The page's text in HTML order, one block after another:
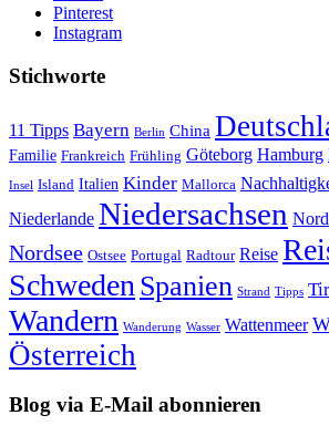
Pinterest
Instagram
Stichworte
11 Tipps Bayern Berlin China
Familie Frankreich Frühling Göteborg Hamburg
Insel Island Italien Kinder Mallorca
Niederlande Niedersachsen
Nordsee Ostsee Portugal Radtour Reise
Schweden Spanien Strand Tipps
Wandern Wanderung Wasser Wattenmeer
Österreich
Blog via E-Mail abonnieren